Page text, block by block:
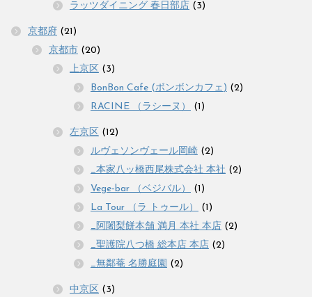
ラッツダイニング 春日部店 (3)
京都府 (21)
京都市 (20)
上京区 (3)
BonBon Cafe (ボンボンカフェ) (2)
RACINE （ラシーヌ）
(1)
左京区 (12)
ルヴェソンヴェール岡崎 (2)
_本家八ッ橋西尾株式会社 本社 (2)
Vege-bar （ベジバル）
(1)
La Tour （ラ トゥール）
(1)
_阿闍梨餅本舗 満月 本社 本店 (2)
_聖護院八つ橋 総本店 本店 (2)
_無鄰菴 名勝庭園 (2)
中京区 (3)